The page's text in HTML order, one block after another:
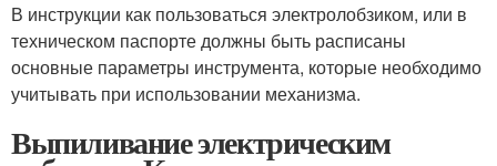
В инструкции как пользоваться электролобзиком, или в
техническом паспорте должны быть расписаны
основные параметры инструмента, которые необходимо
учитывать при использовании механизма.
Выпиливание электрическим